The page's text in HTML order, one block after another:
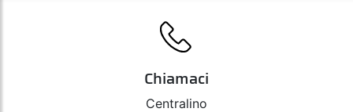
Chiamaci
Centralino